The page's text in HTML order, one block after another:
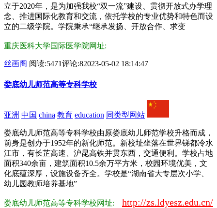
立于2020年，是为加强我校“双一流”建设、贯彻开放式办学理
念、推进国际化教育和交流，依托学校的专业优势和特色而设
立的二级学院。学院秉承“继承发扬、开放合作、求变
重庆医科大学国际医学院网址:
丝画阁 阅读:5471评论:82023-05-02 18:14:47
娄底幼儿师范高等专科学校
亚洲 中国 china 教育 education 同类型网站
娄底幼儿师范高等专科学校由原娄底幼儿师范学校升格而成，
前身是创办于1952年的新化师范。新校址坐落在世界锑都冷水
江市，有长芷高速、沪昆高铁并贯东西，交通便利。学校占地
面积340余亩，建筑面积10.5余万平方米，校园环境优美，文
化底蕴深厚，设施设备齐全。学校是“湖南省大专层次小学、
幼儿园教师培养基地”
娄底幼儿师范高等专科学校网址: http://zs.ldyesz.edu.cn/